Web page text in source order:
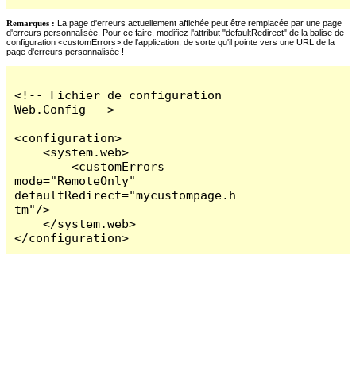
Remarques : La page d'erreurs actuellement affichée peut être remplacée par une page
d'erreurs personnalisée. Pour ce faire, modifiez l'attribut "defaultRedirect" de la balise de
configuration <customErrors> de l'application, de sorte qu'il pointe vers une URL de la
page d'erreurs personnalisée !
<!-- Fichier de configuration
Web.Config -->
<configuration>
    <system.web>
        <customErrors
mode="RemoteOnly"
defaultRedirect="mycustompage.h
tm"/>
    </system.web>
</configuration>